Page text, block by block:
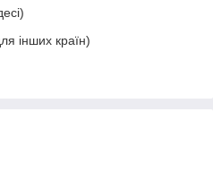
інших країн)